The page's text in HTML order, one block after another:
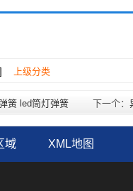
] 上级分类
簧 led筒灯弹簧 下一个：
域 XML地图